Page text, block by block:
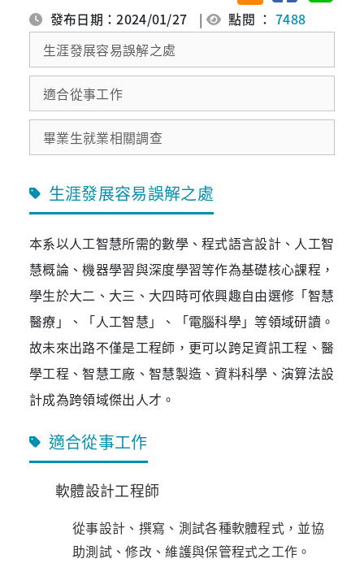
發布日期：2024/01/27 | 點閱 ：7488
生涯發展容易誤解之處
適合從事工作
畢業生就業相關調查
生涯發展容易誤解之處
本系以人工智慧所需的數學、程式語言設計、人工智
慧概論、機器學習與深度學習等作為基礎核心課程，
學生於大二、大三、大四時可依興趣自由選修「智慧
醫療」、「人工智慧」、「電腦科學」等領域研讀。
故未來出路不僅是工程師，更可以跨足資訊工程、醫
學工程、智慧工廠、智慧製造、資料科學、演算法設
計成為跨領域傑出人才。
適合從事工作
軟體設計工程師
從事設計、撰寫、測試各種軟體程式，並協
助測試、修改、維護與保管程式之工作。